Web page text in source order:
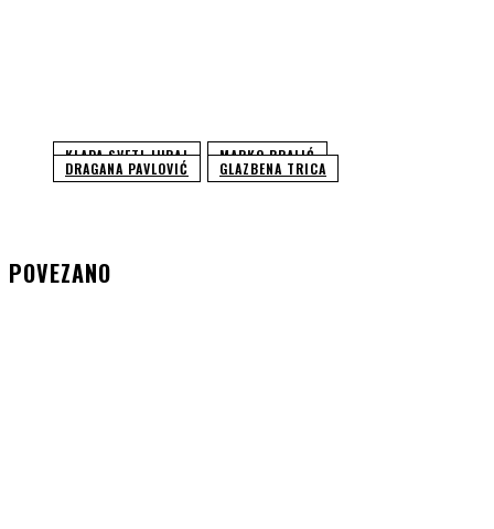
KLAPA SVETI JURAJ MARKO BRALIĆ
DRAGANA PAVLOVIĆ GLAZBENA TRICA
POVEZANO